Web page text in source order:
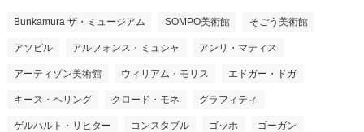
Bunkamura ザ・ミュージアム SOMPO美術館 そごう美術館
アソビル アルフォンス・ミュシャ アンリ・マティス
アーティゾン美術館 ウィリアム・モリス エドガー・ドガ
キース・ヘリング クロード・モネ グラフィティ
ゲルハルト・リヒター コンスタブル ゴッホ ゴーガン